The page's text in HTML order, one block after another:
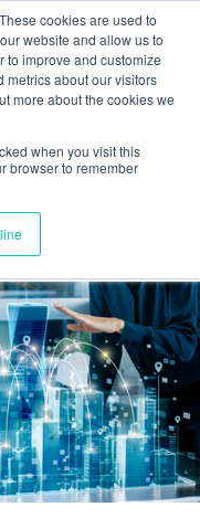
cookies are used to
website and allow us to
to improve and customize
metrics about our visitors
more about the cookies we
when you visit this
browser to remember
5511 4455.